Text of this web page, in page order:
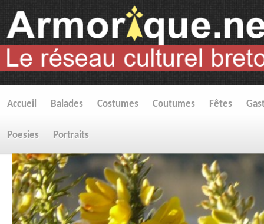
Accueil Balades Costumes Coutumes Fêtes
Poesies Portraits